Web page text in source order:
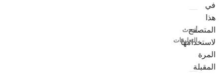
في
هذا
المتصفح
لاستخدامها
المرة
المقبلة
أحدث
التعليقات